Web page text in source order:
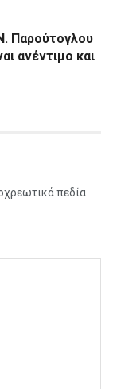
Παρούτογλου
ανέντιμο και
πεδία